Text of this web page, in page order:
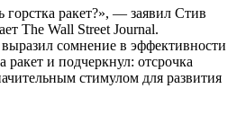
горстка ракет?», — заявил Стив
The Wall Street Journal.
сомнение в эффективности
ракет и подчеркнул: отсрочка
стимулом для развития